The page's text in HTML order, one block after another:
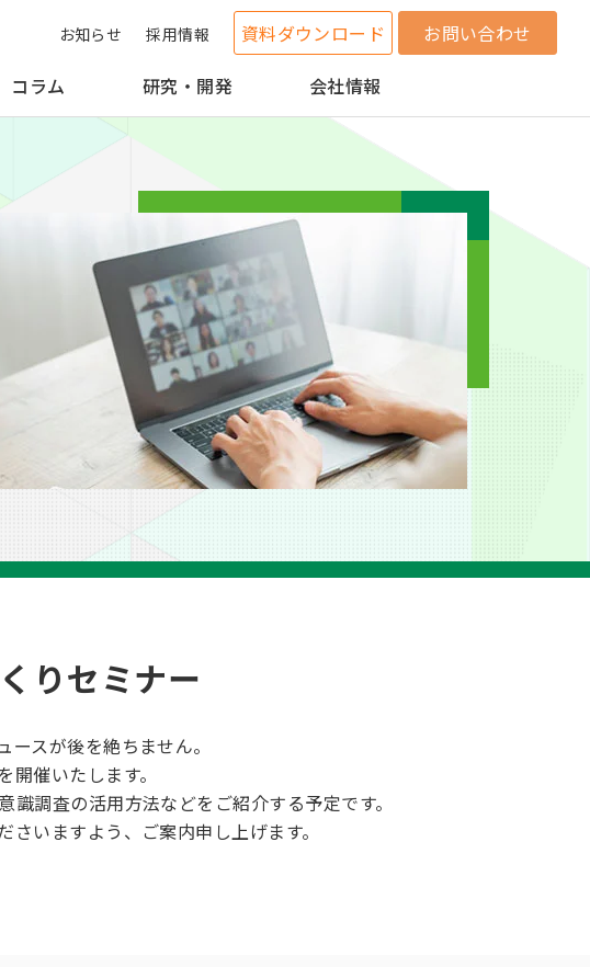
お知らせ 採用情報 資料ダウンロード
お問い合わせ
コラム 研究・開発 会社情報
りセミナー
スが後を絶ちません。
催いたします。
調査の活用方法などをご紹介する予定です。
いますよう、ご案内申し上げます。